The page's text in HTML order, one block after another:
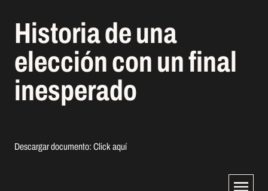
Historia de una
elección con un final
inesperado
Descargar documento: Click aquí